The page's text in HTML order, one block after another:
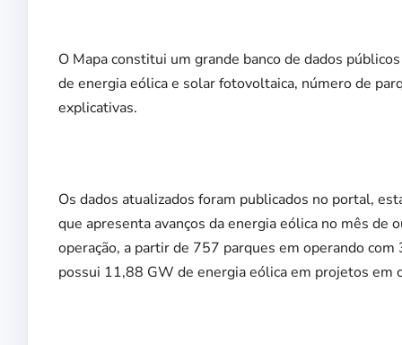
O Mapa constitui um grande banco de dados
de energia eólica e solar fotovoltaica, número de
explicativas.
Os dados atualizados foram publicados no portal,
que apresenta avanços da energia eólica no mês
operação, a partir de 757 parques em operando
possui 11,88 GW de energia eólica em projetos em